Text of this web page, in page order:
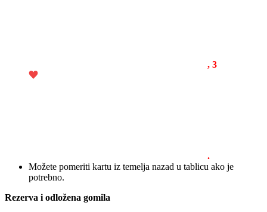
, 3
.
Možete pomeriti kartu iz temelja nazad u tablicu ako je
potrebno.
Rezerva i odložena gomila